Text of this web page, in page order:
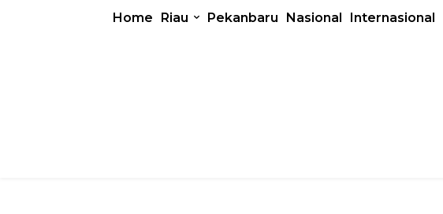
Home Riau Pekanbaru Nasional Internasional